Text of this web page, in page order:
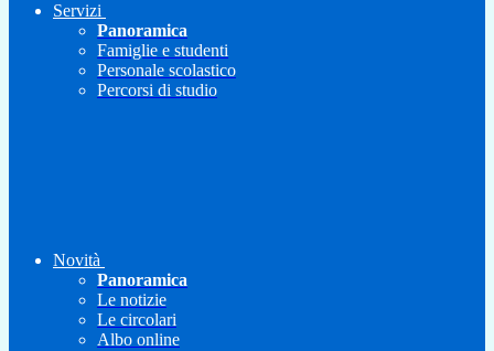
Servizi
Panoramica
Famiglie e studenti
Personale scolastico
Percorsi di studio
Novità
Panoramica
Le notizie
Le circolari
Albo online